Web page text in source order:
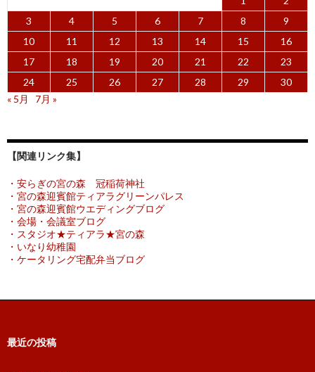
3
4 5 6 7 8
9
10
11 12 13 14 15
16
17
18 19 20 21 22
23
24
25 26 27 28 29
30
« 5月
7月 »
【関連リンク集】
・安らぎの宮の森 冠稲荷神社
・宮の森迎賓館ティアラグリーンパレス
・宮の森迎賓館ウエディングブログ
・会場・会議室ブログ
・スタジオ★ティアラ★宮の森
・いなり幼稚園
・ケータリング宅配弁当ブログ
最近の投稿